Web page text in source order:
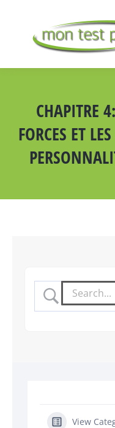
CHAPITRE
FORCES ET
View